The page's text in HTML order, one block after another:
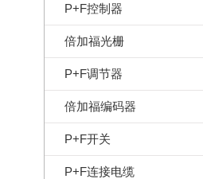
P+F控制器
倍加福光栅
P+F调节器
倍加福编码器
P+F开关
P+F连接电缆